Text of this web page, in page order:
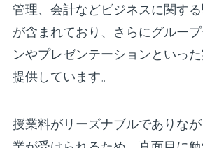
管理、会計などビジネスに関す
が含まれており、さらにグルー
ンやプレゼンテーションといっ
提供しています。
授業料がリーズナブルでありな